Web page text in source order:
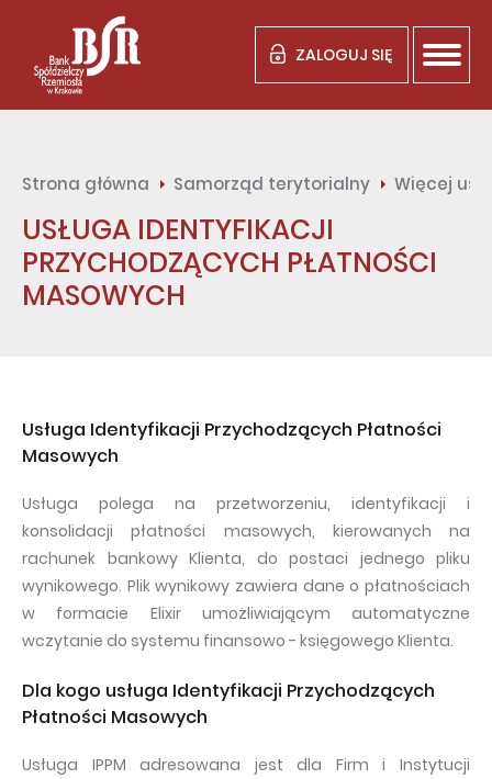
ZALOGUJ SIĘ
Strona główna Samorząd terytorialny Więcej
USŁUGA IDENTYFIKACJI
PRZYCHODZĄCYCH PŁATNOŚCI
MASOWYCH
Usługa Identyfikacji Przychodzących Płatności
Masowych
Usługa polega na przetworzeniu, identyfikacji i
konsolidacji płatności masowych, kierowanych na
rachunek bankowy Klienta, do postaci jednego pliku
wynikowego. Plik wynikowy zawiera dane o płatnościach
w formacie Elixir umożliwiającym automatyczne
wczytanie do systemu finansowo - księgowego Klienta.
Dla kogo usługa Identyfikacji Przychodzących
Płatności Masowych
Usługa IPPM adresowana jest dla Firm i Instytucji